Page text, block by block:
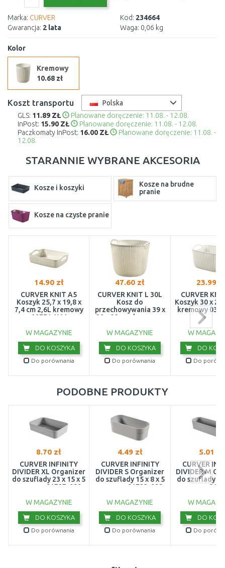
Marka: CURVER
Gwarancja: 2 lata
Kod: 234664
Waga: 0,06 kg
Kolor
Kremowy
10.68 zł
Koszt transportu
Polska
GLS: 11.89 ZŁ
Planowane doręczenie: 11.08. - 12.08.
InPost: 15.90 ZŁ
Planowane doręczenie: 11.08. - 12.08.
Paczkomaty InPost: 16.00 ZŁ
Planowane doręczenie: 11.08. -
12.08.
STARANNIE WYBRANE AKCESORIA
Kosze i koszyki
Kosze na brudne
pranie
Kosze na czyste pranie
14.90 zł
CURVER KNIT A5
Koszyk 25,7 x 19,8 x
7,4 cm 2,6L kremowy
00771-X64
W MAGAZYNIE
DO KOSZYKA
Do porównania
47.60 zł
CURVER KNIT L 30L
Kosz do
przechowywania 39 x
39 x 33 cm, kremowy
W MAGAZYNIE
DO KOSZYKA
Do porównania
23.99
CURVER
Koszyk 30 x 22
kremowy
W
DO
Do
PODOBNE PRODUKTY
8.70 zł
CURVER INFINITY
DIVIDER XL Organizer
do szuflady 23 x 15 x 5
cm szary 01727-099
W MAGAZYNIE
DO KOSZYKA
Do porównania
4.49 zł
CURVER INFINITY
DIVIDER S Organizer
do szuflady 15 x 8 x 5
cm szary 01723-099
W MAGAZYNIE
DO KOSZYKA
Do porównania
5.01 zł
CURVER
DIVIDER M
do szuflady 23
cm szary
W
DO
Do